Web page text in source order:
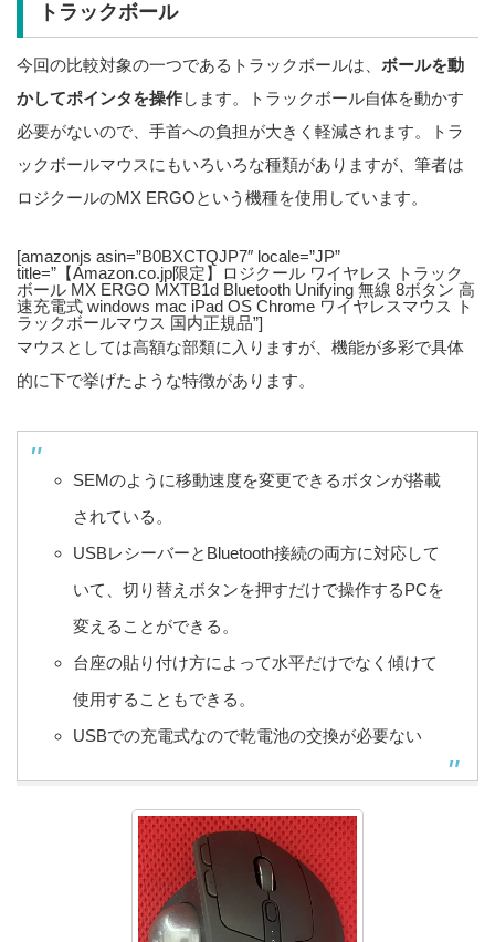
トラックボール
今回の比較対象の一つであるトラックボールは、 ボールを動
かしてポインタを操作します。トラックボール自体を動かす
必要がないので、手首への負担が大きく軽減されます。トラ
ックボールマウスにもいろいろな種類がありますが、筆者は
ロジクールのMX ERGOという機種を使用しています。
[amazonjs asin=”B0BXCTQJP7″ locale=”JP”
title=”【Amazon.co.jp限定】ロジクール ワイヤレス トラック
ボール MX ERGO MXTB1d Bluetooth Unifying 無線 8ボタン 高
速充電式 windows mac iPad OS Chrome ワイヤレスマウス ト
ラックボールマウス 国内正規品”]
マウスとしては高額な部類に入りますが、機能が多彩で具体
的に下で挙げたような特徴があります。
SEMのように移動速度を変更できるボタンが搭載
されている。
USBレシーバーとBluetooth接続の両方に対応して
いて、切り替えボタンを押すだけで操作するPCを
変えることができる。
台座の貼り付け方によって水平だけでなく傾けて
使用することもできる。
USBでの充電式なので乾電池の交換が必要ない